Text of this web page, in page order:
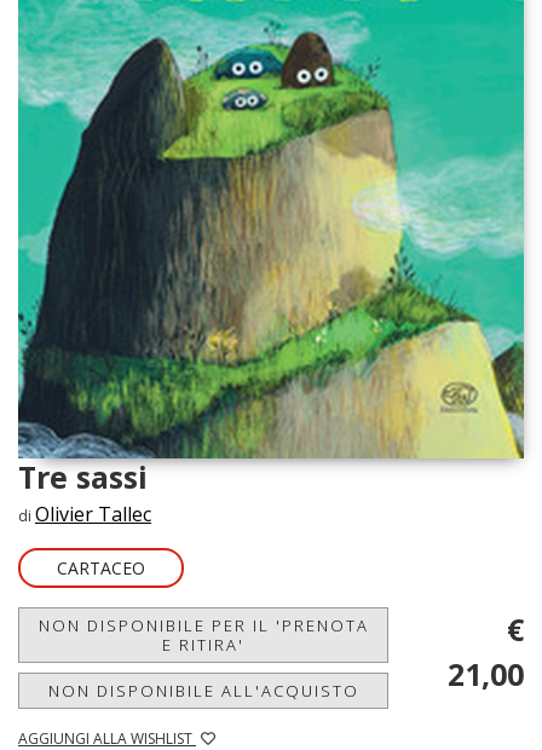
Tre sassi
di Olivier Tallec
CARTACEO
NON DISPONIBILE PER IL 'PRENOTA
E RITIRA'
NON DISPONIBILE ALL'ACQUISTO
AGGIUNGI ALLA WISHLIST
€
21,00